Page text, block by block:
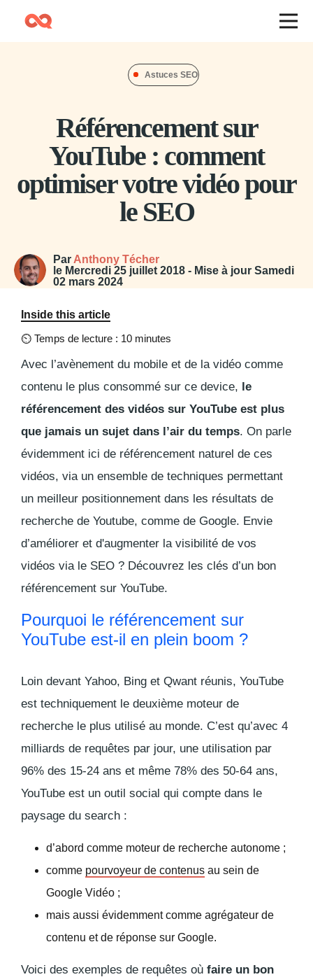
Astuces SEO
Référencement sur
YouTube : comment
optimiser votre vidéo pour
le SEO
Par Anthony Técher
le Mercredi 25 juillet 2018 - Mise à jour Samedi
02 mars 2024
Inside this article
⏲ Temps de lecture : 10 minutes
Avec l’avènement du mobile et de la vidéo comme
contenu le plus consommé sur ce device, le
référencement des vidéos sur YouTube est plus
que jamais un sujet dans l’air du temps. On parle
évidemment ici de référencement naturel de ces
vidéos, via un ensemble de techniques permettant
un meilleur positionnement dans les résultats de
recherche de Youtube, comme de Google. Envie
d’améliorer et d'augmenter la visibilité de vos
vidéos via le SEO ? Découvrez les clés d’un bon
référencement sur YouTube.
Pourquoi le référencement sur
YouTube est-il en plein boom ?
Loin devant Yahoo, Bing et Qwant réunis, YouTube
est techniquement le deuxième moteur de
recherche le plus utilisé au monde. C’est qu’avec 4
milliards de requêtes par jour, une utilisation par
96% des 15-24 ans et même 78% des 50-64 ans,
YouTube est un outil social qui compte dans le
paysage du search :
d’abord comme moteur de recherche autonome ;
comme pourvoyeur de contenus au sein de
Google Vidéo ;
mais aussi évidemment comme agrégateur de
contenu et de réponse sur Google.
Voici des exemples de requêtes où faire un bon